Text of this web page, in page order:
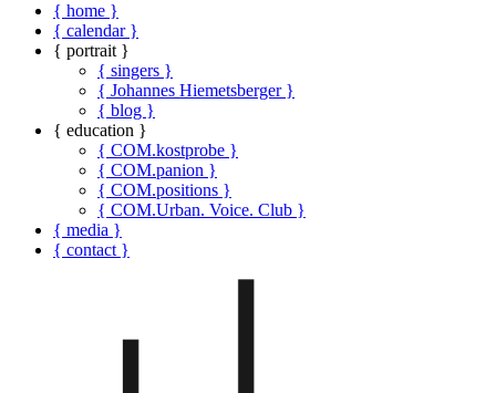
{ home }
{ calendar }
{ portrait }
{ singers }
{ Johannes Hiemetsberger }
{ blog }
{ education }
{ COM.kostprobe }
{ COM.panion }
{ COM.positions }
{ COM.Urban. Voice. Club }
{ media }
{ contact }